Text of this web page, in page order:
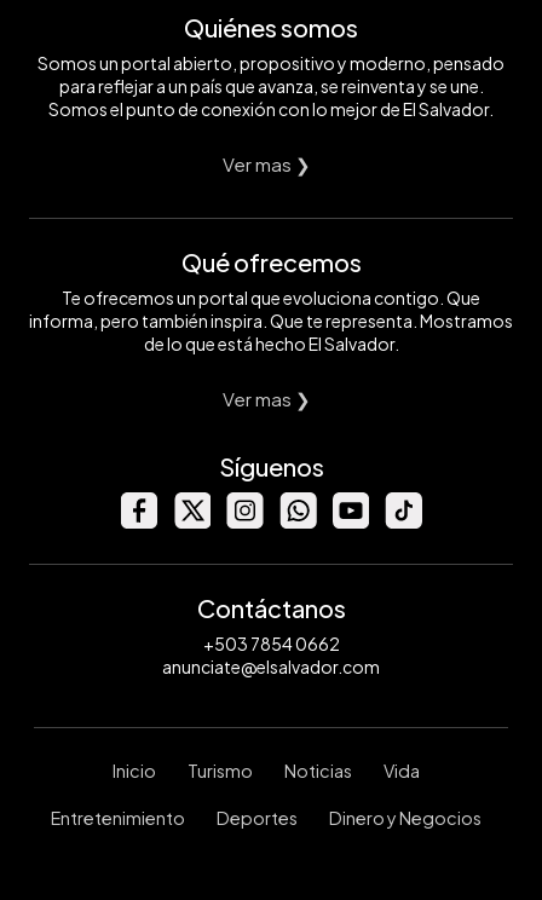
Quiénes somos
Somos un portal abierto, propositivo y moderno, pensado
para reflejar a un país que avanza, se reinventa y se une.
Somos el punto de conexión con lo mejor de El Salvador.
Ver mas ❯
Qué ofrecemos
Te ofrecemos un portal que evoluciona contigo. Que
informa, pero también inspira. Que te representa. Mostramos
de lo que está hecho El Salvador.
Ver mas ❯
Síguenos
Contáctanos
+503 7854 0662
anunciate@elsalvador.com
Inicio Turismo Noticias Vida
Entretenimiento Deportes Dinero y Negocios